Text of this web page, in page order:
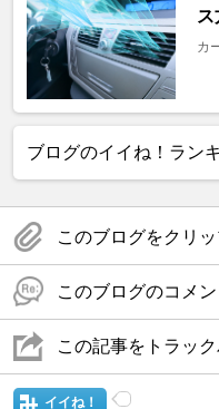
カ
ブログのイイね！ラン
このブログをクリ
このブログのコメ
この記事をトラッ
イイね！